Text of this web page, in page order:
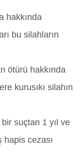
hakkında
bu silahların
ötürü hakkında
kurusıkı silahın
suçtan 1 yıl ve
cezası